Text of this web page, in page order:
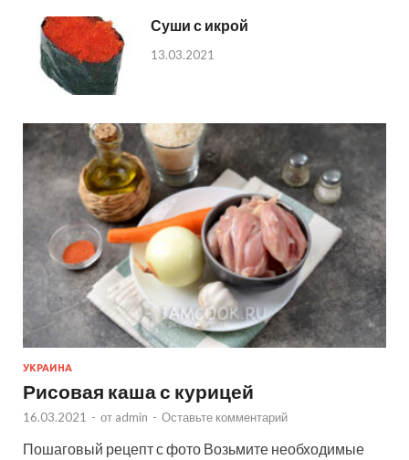
Суши с икрой
13.03.2021
УКРАИНА
Рисовая каша с курицей
16.03.2021 - от admin - Оставьте комментарий
Пошаговый рецепт с фото Возьмите необходимые